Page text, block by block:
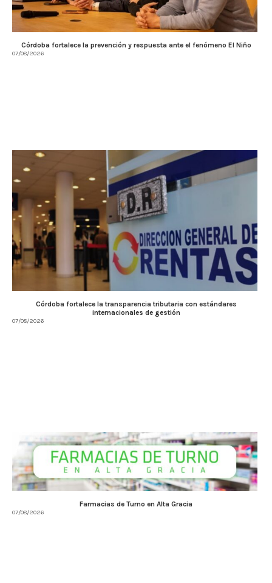
Córdoba fortalece la prevención y respuesta ante el fenómeno El Niño
07/08/2026
Córdoba fortalece la transparencia tributaria con estándares
internacionales de gestión
07/08/2026
Farmacias de Turno en Alta Gracia
07/08/2026